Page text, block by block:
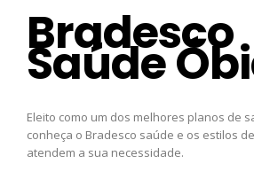
Bradesco
Saúde
Eleito como um dos melhores planos de
conheça o Bradesco saúde e os estilos
atendem a sua necessidade.